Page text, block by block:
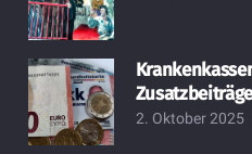
Zusatzbeiträge
2. Oktober 2025